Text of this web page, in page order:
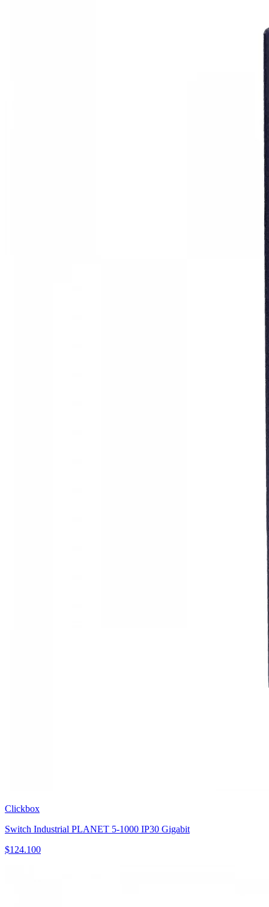
Clickbox
Switch Industrial PLANET 5-1000 IP30 Gigabit
$124.100